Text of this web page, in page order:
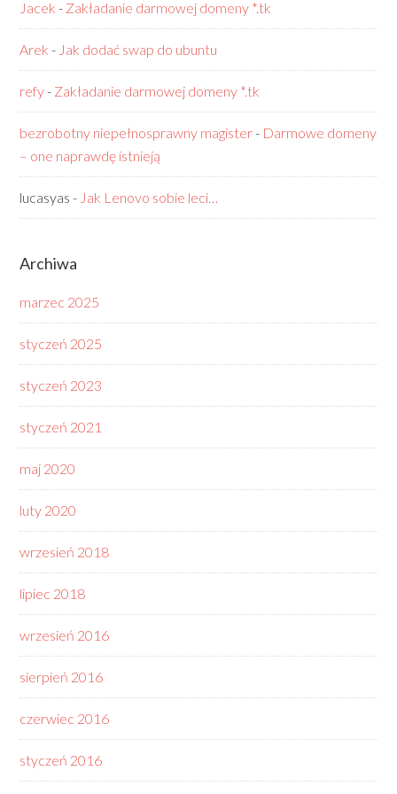
Jacek - Zakładanie darmowej domeny *.tk
Arek - Jak dodać swap do ubuntu
refy- Zakładanie darmowej domeny *.tk
bezrobotny niepełnosprawny magister- Darmowe domeny
– one naprawdę istnieją
lucasyas - Jak Lenovo sobie leci…
Archiwa
marzec 2025
styczeń 2025
styczeń 2023
styczeń 2021
maj 2020
luty 2020
wrzesień 2018
lipiec 2018
wrzesień 2016
sierpień 2016
czerwiec 2016
styczeń 2016